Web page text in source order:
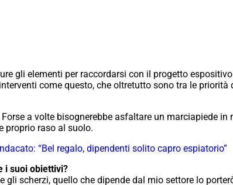
gli elementi per raccordarsi con il progetto
come questo, che oltretutto sono tra le priorità
a volte bisognerebbe asfaltare un marciapiede in
proprio raso al suolo.
“Bel regalo, dipendenti solito capro espiatorio”
i suoi obiettivi?
scherzi, quello che dipende dal mio settore lo